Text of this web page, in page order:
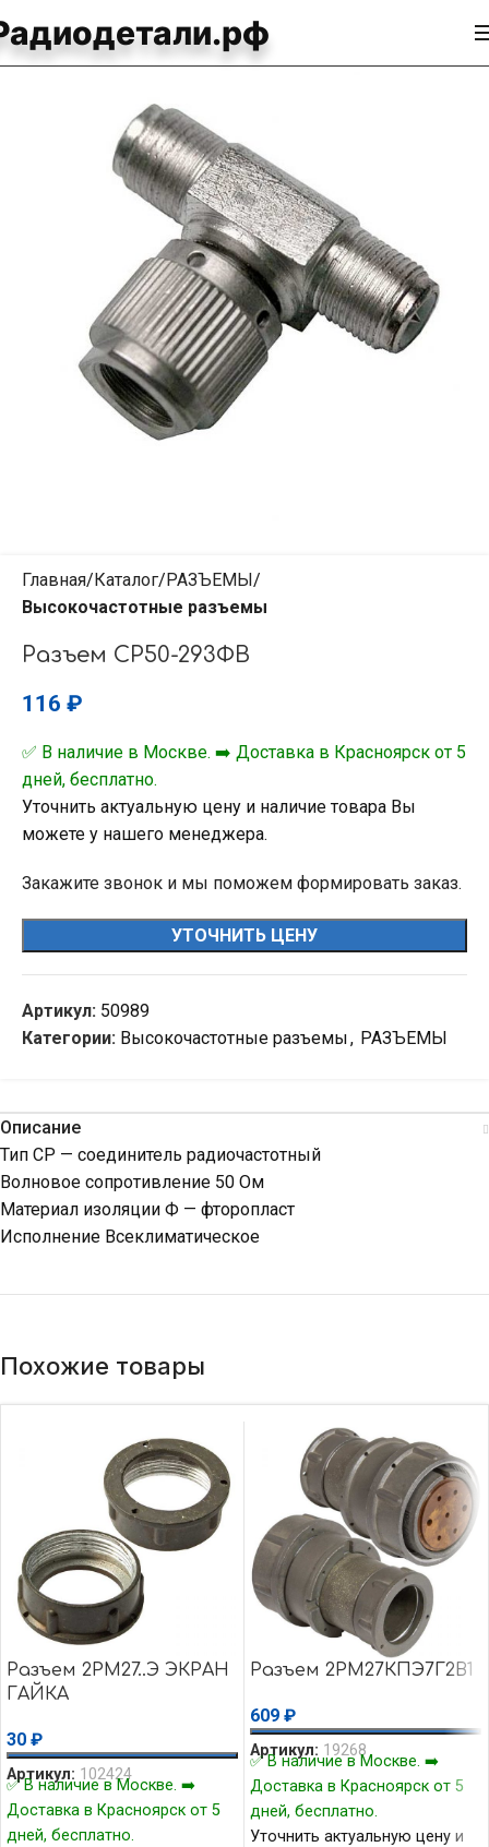
Главная Каталог РАЗЪЕМЫ
Высокочастотные разъемы
Разъем СР50-293ФВ
116 ₽
✅ В наличие в Москве. ➡️ Доставка в Красноярск от 5
дней, бесплатно.
Уточнить актуальную цену и наличие товара Вы
можете у нашего менеджера.
Закажите звонок и мы поможем формировать заказ.
УТОЧНИТЬ ЦЕНУ
Артикул: 50989
Категории: Высокочастотные разъемы, РАЗЪЕМЫ
Описание
Тип СР — соединитель радиочастотный
Волновое сопротивление 50 Ом
Материал изоляции Ф — фторопласт
Исполнение Всеклиматическое
Похожие товары
Разъем 2РМ27..Э ЭКРАН
ГАЙКА
30 ₽
Артикул: 102424
✅ В наличие в Москве. ➡️
Доставка в Красноярск от 5
дней, бесплатно.
Разъем 2РМ27КПЭ7Г2В1
609 ₽
Артикул: 19268
✅ В наличие в Москве. ➡️
Доставка в Красноярск от 5
дней, бесплатно.
Уточнить актуальную цену и